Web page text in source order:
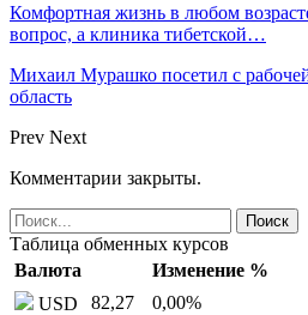
Комфортная жизнь в любом
вопрос, а клиника тибетской…
Михаил Мурашко посетил с
область
Prev Next
Комментарии закрыты.
Таблица обменных курсов
Валюта
Изменение %
USD
82,27 0,00%